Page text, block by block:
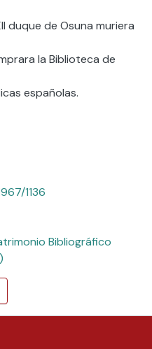
duque de Osuna muriera
la Biblioteca de
españolas.
1136
Bibliográfico